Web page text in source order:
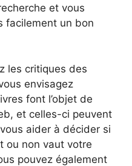
et vous
facilement un bon
les critiques des
envisagez
font l’objet de
et celles-ci peuvent
aider à décider si
ou non vaut votre
pouvez également